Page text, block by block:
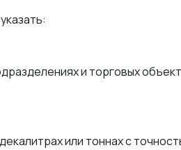
и торговых
или тоннах с